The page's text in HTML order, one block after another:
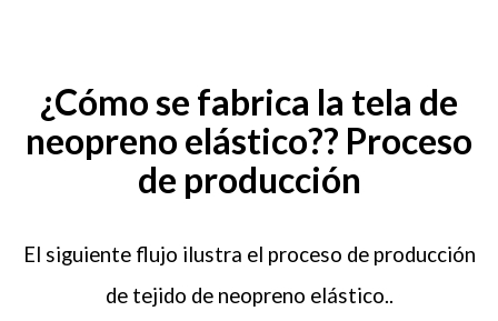
Tu correo electrónico (requerido)
¿Cómo se fabrica la tela de
neopreno elástico?? Proceso
de producción
El siguiente flujo ilustra el proceso de producción
de tejido de neopreno elástico..